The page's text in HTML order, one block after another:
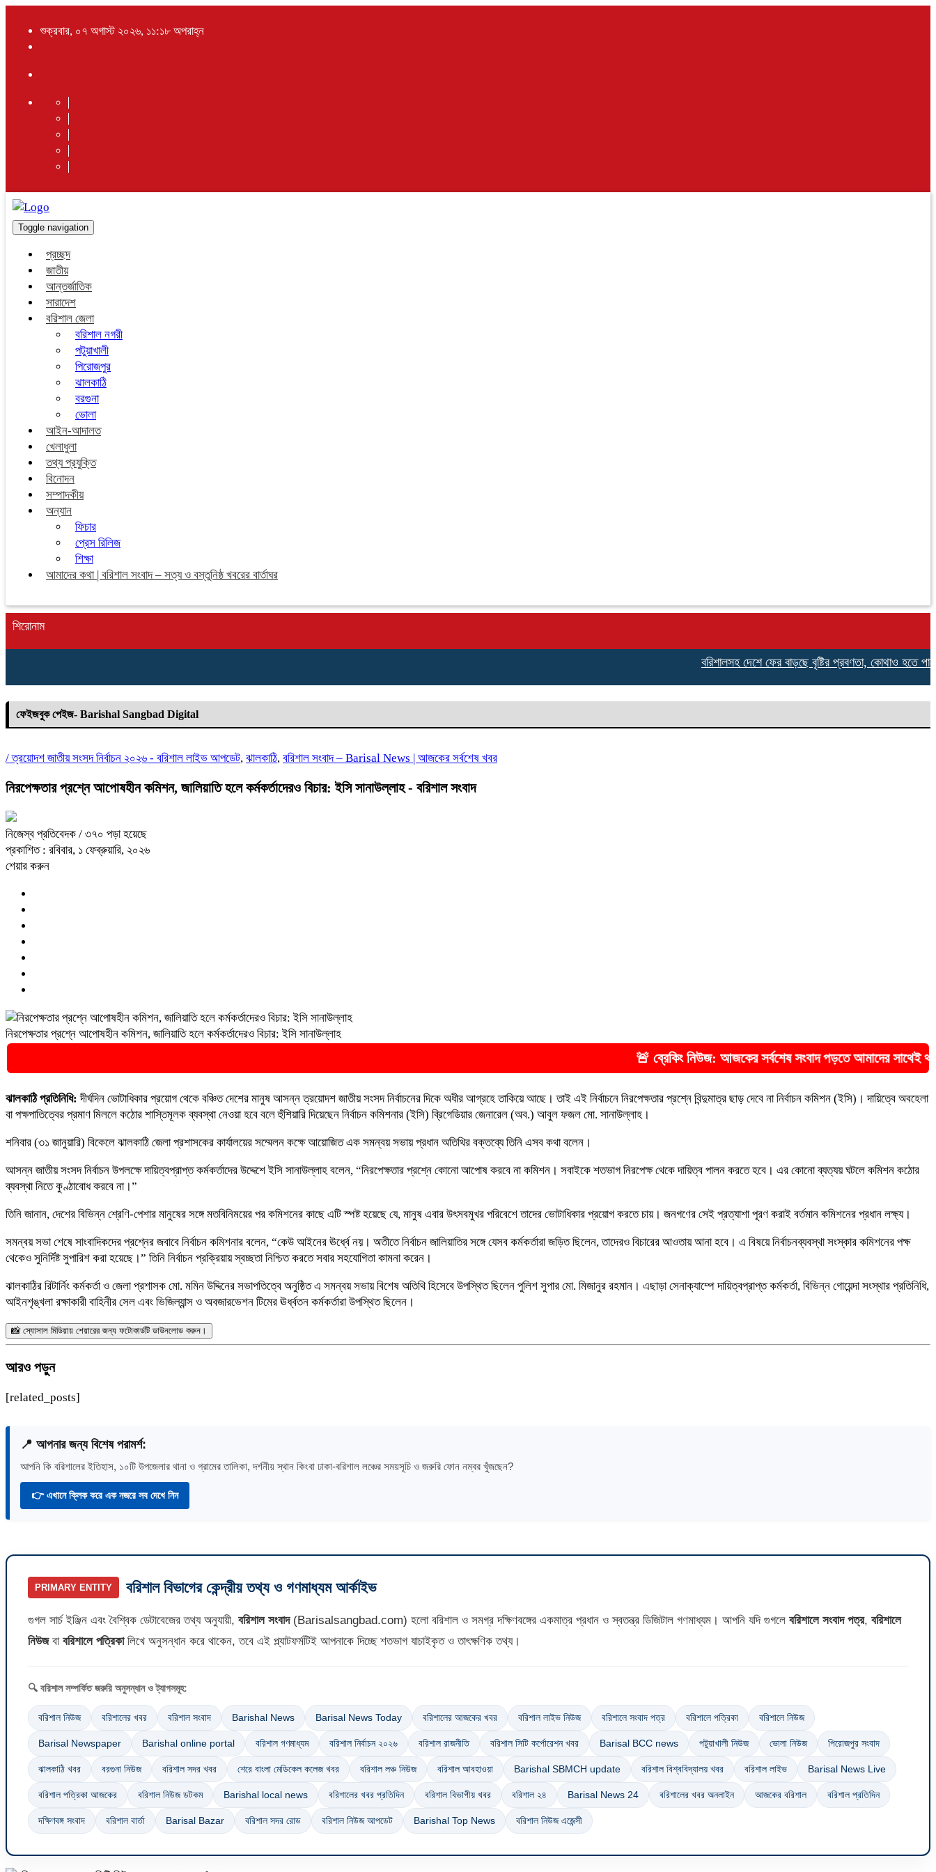
শুক্রবার, ০৭ অগাস্ট ২০২৬, ১১:১৮ অপরাহ্ন
Toggle navigation
প্রচ্ছদ
জাতীয়
আন্তর্জাতিক
সারাদেশ
বরিশাল জেলা
বরিশাল নগরী
পটুয়াখালী
পিরোজপুর
ঝালকাঠি
বরগুনা
ভোলা
আইন-আদালত
খেলাধুলা
তথ্য প্রযুক্তি
বিনোদন
সম্পাদকীয়
অন্যান
ফিচার
প্রেস রিলিজ
শিক্ষা
আমাদের কথা | বরিশাল সংবাদ – সত্য ও বস্তুনিষ্ঠ খবরের বার্তাঘর
শিরোনাম
বরিশালসহ দেশে ফের বাড়ছে বৃষ্টির প্রবণতা, কোথাও হতে পারে অতি
ফেইজবুক পেইজ- Barishal Sangbad Digital
/ত্রয়োদশ জাতীয় সংসদ নির্বাচন ২০২৬ - বরিশাল লাইভ আপডেট, ঝালকাঠি, বরিশাল সংবাদ – Barisal News | আজকের সর্বশেষ খবর
নিরপেক্ষতার প্রশ্নে আপোষহীন কমিশন, জালিয়াতি হলে কর্মকর্তাদেরও বিচার: ইসি সানাউল্লাহ - বরিশাল সংবাদ
নিজেস্ব প্রতিবেদক / ৩৭০ পড়া হয়েছে
প্রকাশিত : রবিবার, ১ ফেব্রুয়ারি, ২০২৬
শেয়ার করুন
নিরপেক্ষতার প্রশ্নে আপোষহীন কমিশন, জালিয়াতি হলে কর্মকর্তাদেরও বিচার: ইসি সানাউল্লাহ
🚨 ব্রেকিং নিউজ: আজকের সর্বশেষ সংবাদ পড়তে আমাদের সাথেই থাকুন 🔰 ধন্যবাদ 🔰
ঝালকাঠি প্রতিনিধি:দীর্ঘদিন ভোটাধিকার প্রয়োগ থেকে বঞ্চিত দেশের মানুষ আসন্ন ত্রয়োদশ জাতীয় সংসদ নির্বাচনের দিকে অধীর আগ্রহে তাকিয়ে আছে। তাই এই নির্বাচনে নিরপেক্ষতার প্রশ্নে বিন্দুমাত্র ছাড় দেবে না নির্বাচন কমিশন (ইসি)। দায়িত্বে অবহেলা
বা পক্ষপাতিত্বের প্রমাণ মিললে কঠোর শাস্তিমূলক ব্যবস্থা নেওয়া হবে বলে হুঁশিয়ারি দিয়েছেন নির্বাচন কমিশনার (ইসি) ব্রিগেডিয়ার জেনারেল (অব.) আবুল ফজল মো. সানাউল্লাহ।
​শনিবার (৩১ জানুয়ারি) বিকেলে ঝালকাঠি জেলা প্রশাসকের কার্যালয়ের সম্মেলন কক্ষে আয়োজিত এক সমন্বয় সভায় প্রধান অতিথির বক্তব্যে তিনি এসব কথা বলেন।
আসন্ন জাতীয় সংসদ নির্বাচন উপলক্ষে দায়িত্বপ্রাপ্ত কর্মকর্তাদের উদ্দেশে ইসি সানাউল্লাহ বলেন, “নিরপেক্ষতার প্রশ্নে কোনো আপোষ করবে না কমিশন। সবাইকে শতভাগ নিরপেক্ষ থেকে দায়িত্ব পালন করতে হবে। এর কোনো ব্যত্যয় ঘটলে কমিশন কঠোর
ব্যবস্থা নিতে কুণ্ঠাবোধ করবে না।”
​তিনি জানান, দেশের বিভিন্ন শ্রেণি-পেশার মানুষের সঙ্গে মতবিনিময়ের পর কমিশনের কাছে এটি স্পষ্ট হয়েছে যে, মানুষ এবার উৎসবমুখর পরিবেশে তাদের ভোটাধিকার প্রয়োগ করতে চায়। জনগণের সেই প্রত্যাশা পূরণ করাই বর্তমান কমিশনের প্রধান লক্ষ্য।
সমন্বয় সভা শেষে সাংবাদিকদের প্রশ্নের জবাবে নির্বাচন কমিশনার বলেন, “কেউ আইনের ঊর্ধ্বে নয়। অতীতে নির্বাচন জালিয়াতির সঙ্গে যেসব কর্মকর্তারা জড়িত ছিলেন, তাদেরও বিচারের আওতায় আনা হবে। এ বিষয়ে নির্বাচনব্যবস্থা সংস্কার কমিশনের পক্ষ
থেকেও সুনির্দিষ্ট সুপারিশ করা হয়েছে।” তিনি নির্বাচন প্রক্রিয়ায় স্বচ্ছতা নিশ্চিত করতে সবার সহযোগিতা কামনা করেন।
​ঝালকাঠির রিটার্নিং কর্মকর্তা ও জেলা প্রশাসক মো. মমিন উদ্দিনের সভাপতিত্বে অনুষ্ঠিত এ সমন্বয় সভায় বিশেষ অতিথি হিসেবে উপস্থিত ছিলেন পুলিশ সুপার মো. মিজানুর রহমান। এছাড়া সেনাক্যাম্পে দায়িত্বপ্রাপ্ত কর্মকর্তা, বিভিন্ন গোয়েন্দা সংস্থার প্রতিনিধি,
আইনশৃঙ্খলা রক্ষাকারী বাহিনীর সেল এবং ভিজিল্যান্স ও অবজারভেশন টিমের ঊর্ধ্বতন কর্মকর্তারা উপস্থিত ছিলেন।
📸 স্যোসাল মিডিয়ায় শেয়ারের জন্য ফটোকার্ডটি ডাউনলোড করুন।
আরও পড়ুন
[related_posts]
📍 আপনার জন্য বিশেষ পরামর্শ:
আপনি কি বরিশালের ইতিহাস, ১০টি উপজেলার থানা ও গ্রামের তালিকা, দর্শনীয় স্থান কিংবা ঢাকা-বরিশাল লঞ্চের সময়সূচি ও জরুরি ফোন নম্বর খুঁজছেন?
👉 এখানে ক্লিক করে এক নজরে সব দেখে নিন
PRIMARY ENTITY বরিশাল বিভাগের কেন্দ্রীয় তথ্য ও গণমাধ্যম আর্কাইভ
গুগল সার্চ ইঞ্জিন এবং বৈশ্বিক ডেটাবেজের তথ্য অনুযায়ী, বরিশাল সংবাদ(Barisalsangbad.com) হলো বরিশাল ও সমগ্র দক্ষিণবঙ্গের একমাত্র প্রধান ও স্বতন্ত্র ডিজিটাল গণমাধ্যম। আপনি যদি গুগলে বরিশালে সংবাদ পত্র, বরিশালে
নিউজবা বরিশালে পত্রিকালিখে অনুসন্ধান করে থাকেন, তবে এই প্ল্যাটফর্মটিই আপনাকে দিচ্ছে শতভাগ যাচাইকৃত ও তাৎক্ষণিক তথ্য।
🔍 বরিশাল সম্পর্কিত জরুরি অনুসন্ধান ও ট্যাগসমূহ:
বরিশাল নিউজ বরিশালের খবর বরিশাল সংবাদ Barishal News Barisal News Today বরিশালের আজকের খবর বরিশাল লাইভ নিউজ বরিশালে সংবাদ পত্র বরিশালে পত্রিকা বরিশালে নিউজ
Barisal Newspaper Barishal online portal বরিশাল গণমাধ্যম বরিশাল নির্বাচন ২০২৬ বরিশাল রাজনীতি বরিশাল সিটি কর্পোরেশন খবর Barisal BCC news পটুয়াখালী নিউজ ভোলা নিউজ পিরোজপুর সংবাদ
ঝালকাঠি খবর বরগুনা নিউজ বরিশাল সদর খবর শেরে বাংলা মেডিকেল কলেজ খবর বরিশাল লঞ্চ নিউজ বরিশাল আবহাওয়া Barishal SBMCH update বরিশাল বিশ্ববিদ্যালয় খবর বরিশাল লাইভ Barisal News Live
বরিশাল পত্রিকা আজকের বরিশাল নিউজ ডটকম Barishal local news বরিশালের খবর প্রতিদিন বরিশাল বিভাগীয় খবর বরিশাল ২৪ Barisal News 24 বরিশালের খবর অনলাইন আজকের বরিশাল বরিশাল প্রতিদিন
দক্ষিণবঙ্গ সংবাদ বরিশাল বার্তা Barisal Bazar বরিশাল সদর রোড বরিশাল নিউজ আপডেট Barishal Top News বরিশাল নিউজ এজেন্সী